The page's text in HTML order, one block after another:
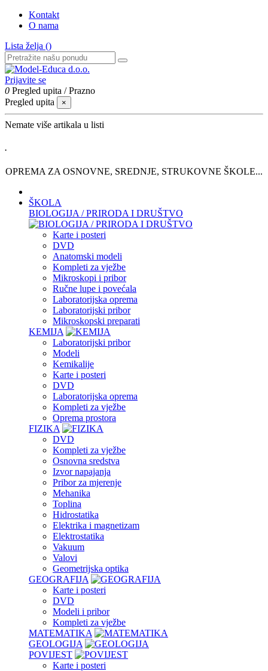
Kontakt
O nama
Lista želja ()
Prijavite se
0 Pregled upita /Prazno
Pregled upita
×
Nemate više artikala u listi
.
OPREMA ZA OSNOVNE, SREDNJE, STRUKOVNE ŠKOLE...
ŠKOLA
BIOLOGIJA / PRIRODA I DRUŠTVO
Karte i posteri
DVD
Anatomski modeli
Kompleti za vježbe
Mikroskopi i pribor
Ručne lupe i povećala
Laboratorijska oprema
Laboratorijski pribor
Mikroskopski preparati
KEMIJA
Laboratorijski pribor
Modeli
Kemikalije
Karte i posteri
DVD
Laboratorijska oprema
Kompleti za vježbe
Oprema prostora
FIZIKA
DVD
Kompleti za vježbe
Osnovna sredstva
Izvor napajanja
Pribor za mjerenje
Mehanika
Toplina
Hidrostatika
Elektrika i magnetizam
Elektrostatika
Vakuum
Valovi
Geometrijska optika
GEOGRAFIJA
Karte i posteri
DVD
Modeli i pribor
Kompleti za vježbe
MATEMATIKA
GEOLOGIJA
POVIJEST
Karte i posteri